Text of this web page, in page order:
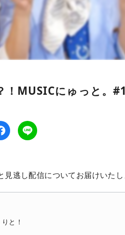
MUSICにゅっと。
逃し配信についてお届けいたし
と！